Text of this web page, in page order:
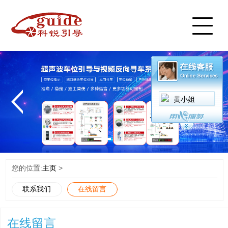
黄小姐
产品中心
案例展示
服务中心
新闻中心
视频中心
关于我们
联系我们
您的位置:主页>
联系我们 在线留言
在线留言